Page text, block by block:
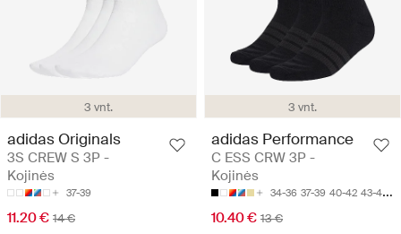
3 vnt.
adidas Originals
3S CREW S 3P -
Kojinės
37-39
11.20 € 14 €
3 vnt.
adidas Performance
C ESS CRW 3P -
Kojinės
34-36 37-39 40-42 43-45
10.40 € 13 €